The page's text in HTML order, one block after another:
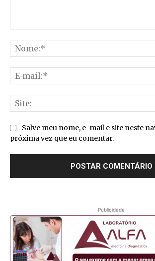
Salve meu nome, e-mail e site neste
próxima vez que eu comentar.
Publicidade